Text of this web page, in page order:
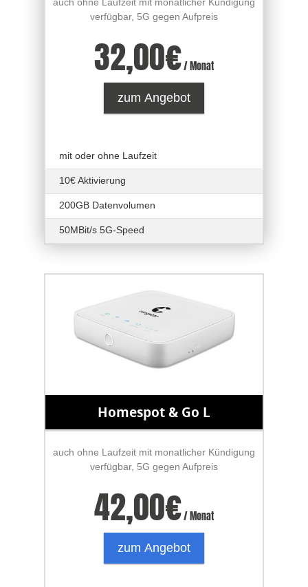
verfügbar, 5G gegen Aufpreis
32,00€/ Monat
zum Angebot
mit oder ohne Laufzeit
10€ Aktivierung
200GB Datenvolumen
50MBit/s 5G-Speed
Homespot & Go L
auch ohne Laufzeit mit monatlicher Kündigung
verfügbar, 5G gegen Aufpreis
42,00€/ Monat
zum Angebot